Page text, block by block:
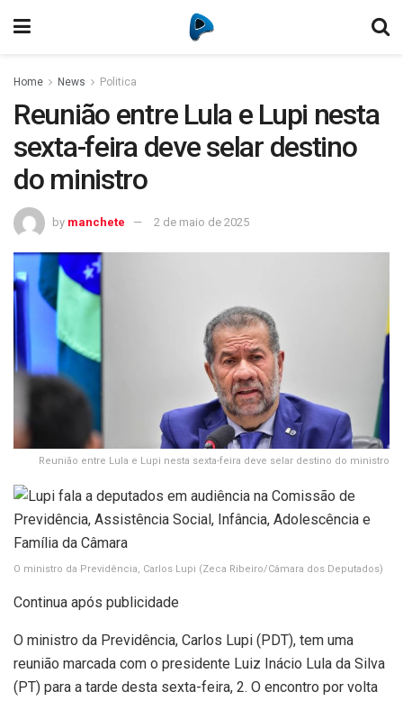
Home News Politica
Reunião entre Lula e Lupi nesta
sexta-feira deve selar destino
do ministro
by manchete 2 de maio de 2025
Reunião entre Lula e Lupi nesta sexta-feira deve selar destino do ministro
O ministro da Previdência, Carlos Lupi (Zeca Ribeiro/Câmara dos Deputados)
Continua após publicidade
O ministro da Previdência, Carlos Lupi (PDT), tem uma
reunião marcada com o presidente Luiz Inácio Lula da Silva
(PT) para a tarde desta sexta-feira, 2. O encontro por volta